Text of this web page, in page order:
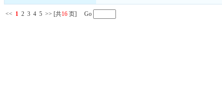
<< 1 2 3 4 5 >> [共16 页] Go